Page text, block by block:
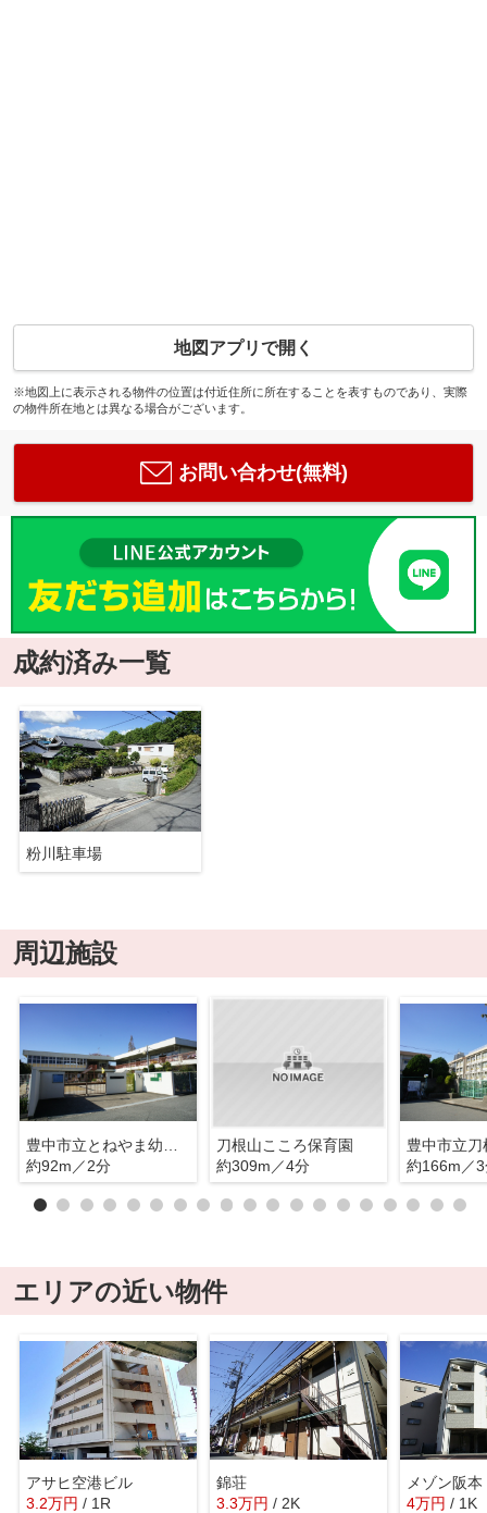
地図アプリで開く
※地図上に表示される物件の位置は付近住所に所在することを表すものであり、実際
の物件所在地とは異なる場合がございます。
お問い合わせ(無料)
成約済み一覧
粉川駐車場
周辺施設
約92m／2分
刀根山こころ保育園
約309m／4分
豊中市立
約166m／
エリアの近い物件
アサヒ空港ビル
3.2万円 / 1R
錦荘
3.3万円 / 2K
メゾン阪本
4万円 / 1K